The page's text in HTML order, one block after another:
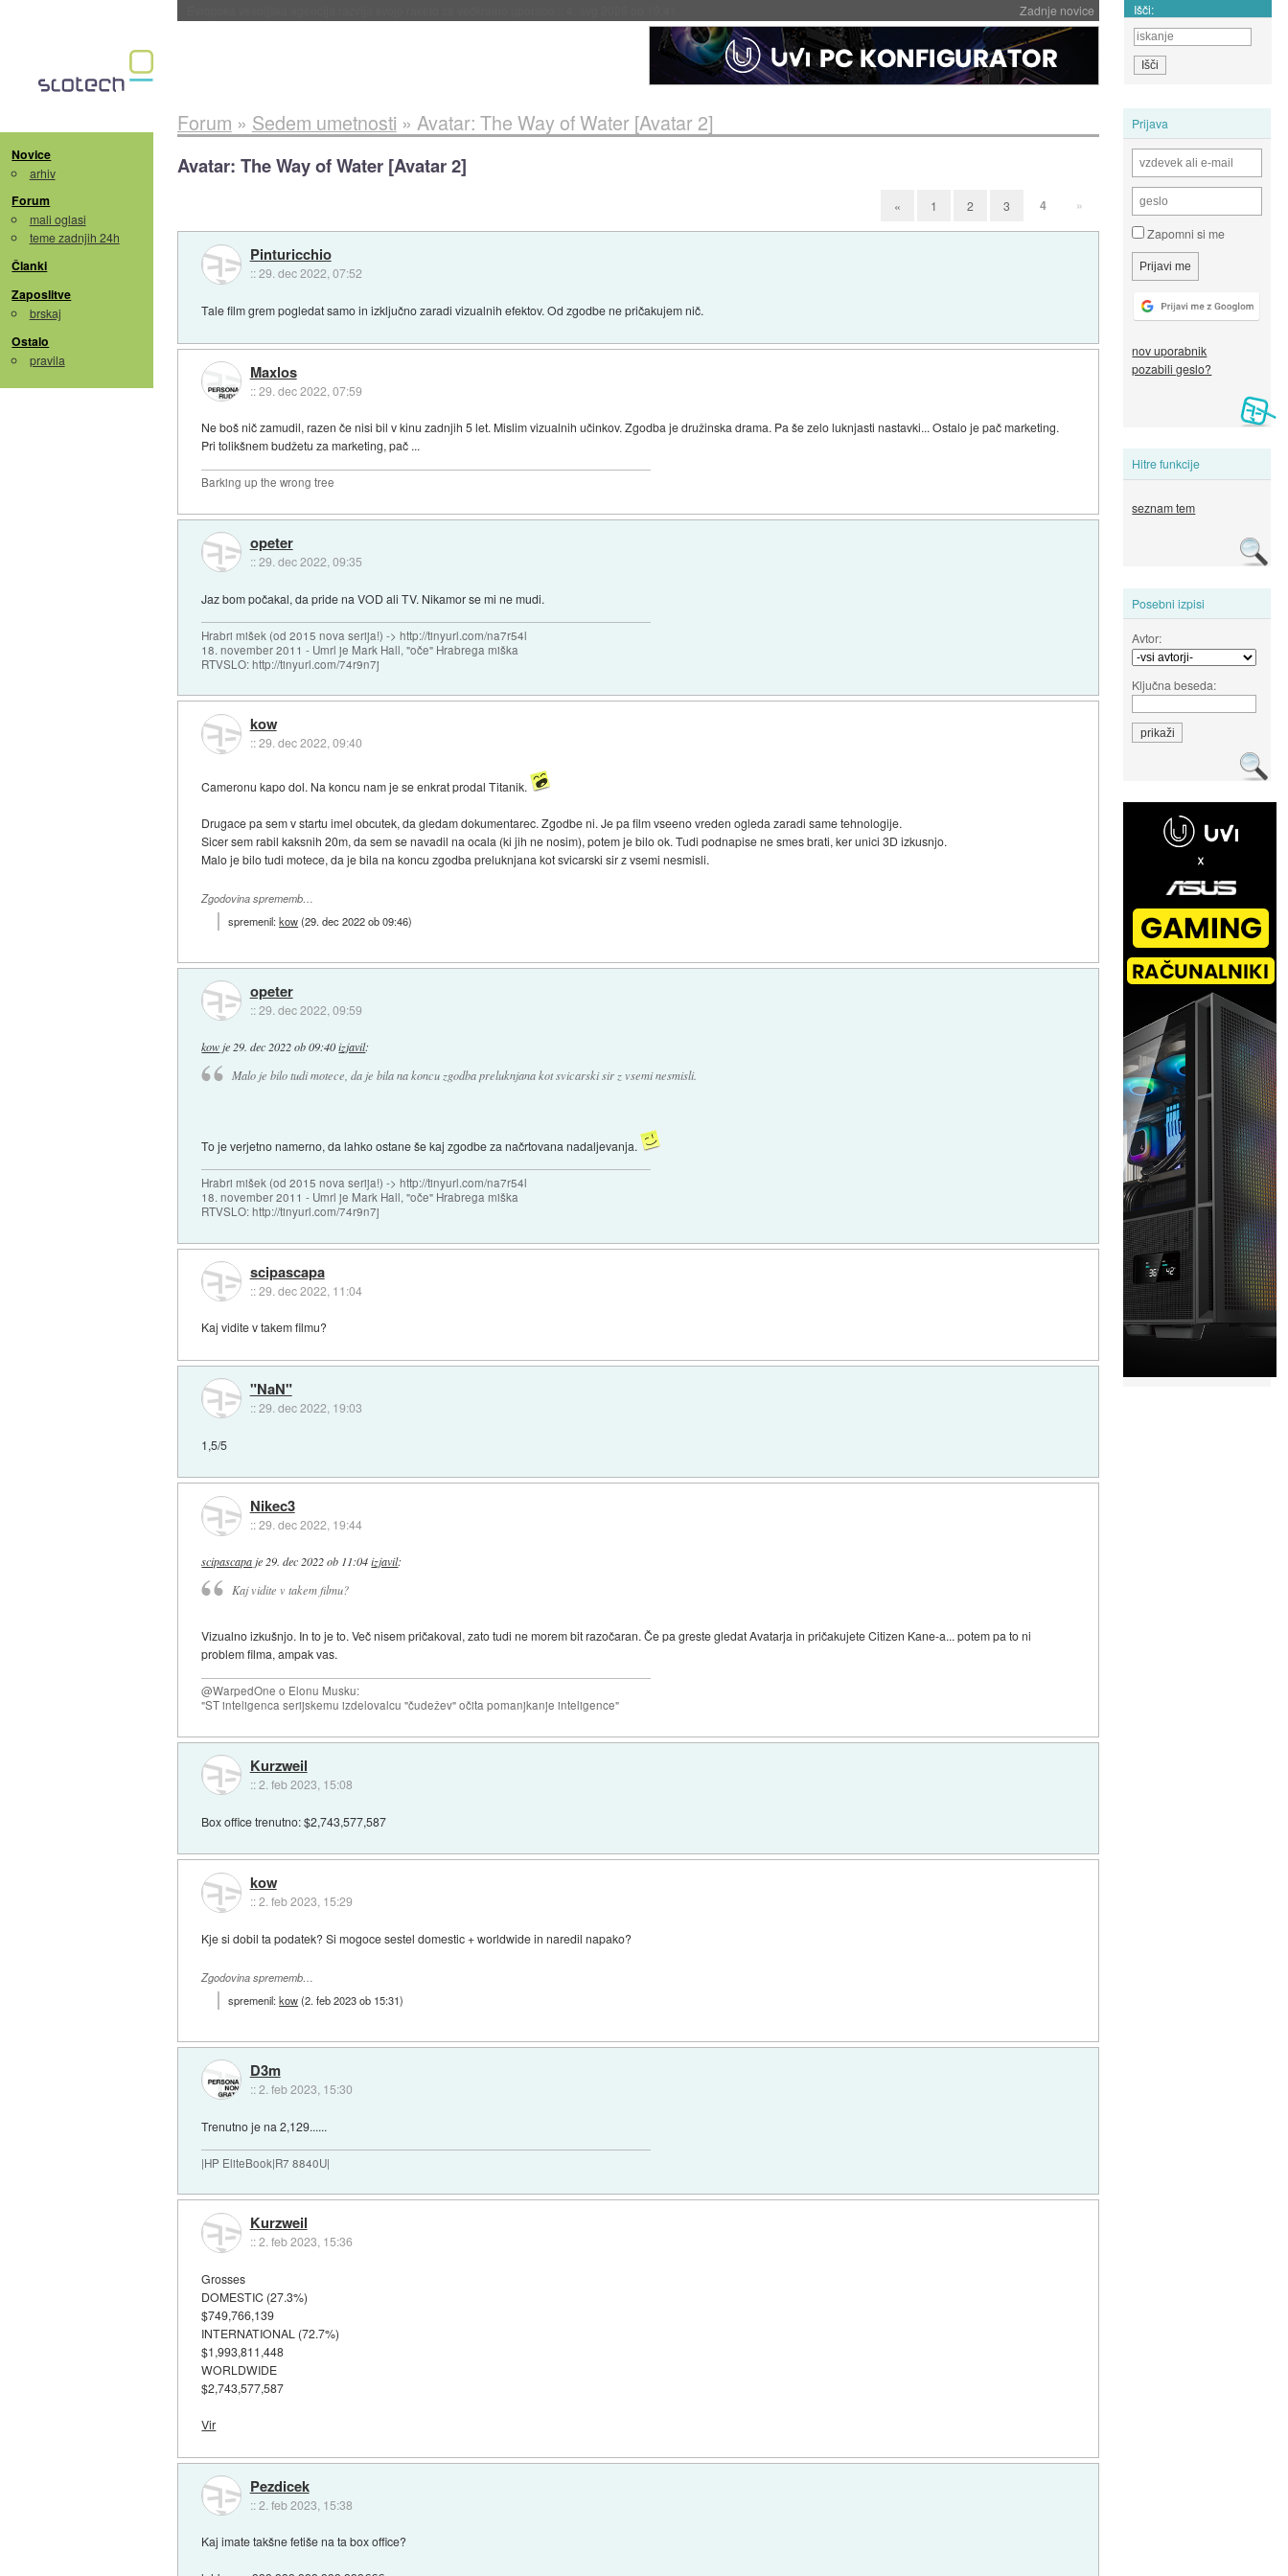
Zadnje novice Išči:
Novice
arhiv
Forum
mali oglasi
teme zadnjih 24h
Članki
Zaposlitve
brskaj
Ostalo
pravila
Prijava
Zapomni si me
nov uporabnik
pozabili geslo?
Hitre funkcije
seznam tem
Posebni izpisi
Avtor:
Ključna beseda:
Forum » Sedem umetnosti » Avatar: The Way of Water [Avatar 2]
Avatar: The Way of Water [Avatar 2]
« 1 2 3 4 »
Pinturicchio
::29. dec 2022, 07:52
Tale film grem pogledat samo in izključno zaradi vizualnih efektov. Od zgodbe ne pričakujem nič.
Maxlos
::29. dec 2022, 07:59
Ne boš nič zamudil, razen če nisi bil v kinu zadnjih 5 let. Mislim vizualnih učinkov. Zgodba je družinska drama. Pa še zelo luknjasti nastavki... Ostalo je pač marketing.
Pri tolikšnem budžetu za marketing, pač ...
Barking up the wrong tree
opeter
::29. dec 2022, 09:35
Jaz bom počakal, da pride na VOD ali TV. Nikamor se mi ne mudi.
Hrabri mišek (od 2015 nova serija!) -> http://tinyurl.com/na7r54l
18. november 2011 - Umrl je Mark Hall, "oče" Hrabrega miška
RTVSLO: http://tinyurl.com/74r9n7j
kow
::29. dec 2022, 09:40
Cameronu kapo dol. Na koncu nam je se enkrat prodal Titanik.
Drugace pa sem v startu imel obcutek, da gledam dokumentarec. Zgodbe ni. Je pa film vseeno vreden ogleda zaradi same tehnologije.
Sicer sem rabil kaksnih 20m, da sem se navadil na ocala (ki jih ne nosim), potem je bilo ok. Tudi podnapise ne smes brati, ker unici 3D izkusnjo.
Malo je bilo tudi motece, da je bila na koncu zgodba preluknjana kot svicarski sir z vsemi nesmisli.
Zgodovina sprememb…
spremenil:kow(29. dec 2022 ob 09:46)
opeter
::29. dec 2022, 09:59
kow je 29. dec 2022 ob 09:40 izjavil:
Malo je bilo tudi motece, da je bila na koncu zgodba preluknjana kot svicarski sir z vsemi nesmisli.
To je verjetno namerno, da lahko ostane še kaj zgodbe za načrtovana nadaljevanja.
Hrabri mišek (od 2015 nova serija!) -> http://tinyurl.com/na7r54l
18. november 2011 - Umrl je Mark Hall, "oče" Hrabrega miška
RTVSLO: http://tinyurl.com/74r9n7j
scipascapa
::29. dec 2022, 11:04
Kaj vidite v takem filmu?
"NaN"
::29. dec 2022, 19:03
1,5/5
Nikec3
::29. dec 2022, 19:44
scipascapa je 29. dec 2022 ob 11:04 izjavil:
Kaj vidite v takem filmu?
Vizualno izkušnjo. In to je to. Več nisem pričakoval, zato tudi ne morem bit razočaran. Če pa greste gledat Avatarja in pričakujete Citizen Kane-a... potem pa to ni
problem filma, ampak vas.
@WarpedOne o Elonu Musku:
"ST inteligenca serijskemu izdelovalcu "čudežev" očita pomanjkanje inteligence"
Kurzweil
::2. feb 2023, 15:08
Box office trenutno: $2,743,577,587
kow
::2. feb 2023, 15:29
Kje si dobil ta podatek? Si mogoce sestel domestic + worldwide in naredil napako?
Zgodovina sprememb…
spremenil:kow(2. feb 2023 ob 15:31)
D3m
::2. feb 2023, 15:30
Trenutno je na 2,129......
|HP EliteBook|R7 8840U|
Kurzweil
::2. feb 2023, 15:36
Grosses
DOMESTIC (27.3%)
$749,766,139
INTERNATIONAL (72.7%)
$1,993,811,448
WORLDWIDE
$2,743,577,587
Vir
Pezdicek
::2. feb 2023, 15:38
Kaj imate takšne fetiše na ta box office?